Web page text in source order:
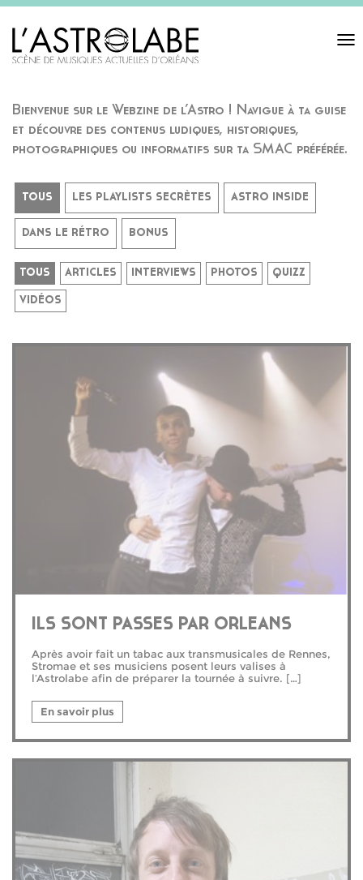
Toggle
Bienvenue sur le Webzine de l’Astro ! Navigue à ta guise
et découvre des contenus ludiques, historiques,
photographiques ou informatifs sur ta SMAC préférée.
TOUS LES PLAYLISTS SECRÈTES ASTRO INSIDE
DANS LE RÉTRO BONUS
TOUS ARTICLES INTERVIEWS PHOTOS QUIZZ
VIDÉOS
ILS SONT PASSES PAR ORLEANS
Après avoir fait un tabac aux transmusicales de Rennes,
Stromae et ses musiciens posent leurs valises à
l’Astrolabe afin de préparer la tournée à suivre. […]
En savoir plus